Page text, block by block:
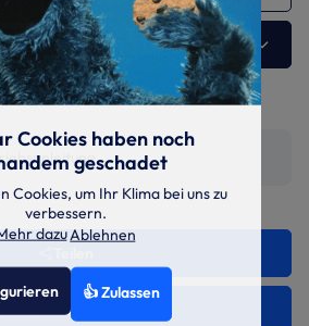
wählen
herunterladen
Cookies haben noch
geschadet
Cookies, um Ihr Klima bei uns zu
verbessern.
dazuAblehnen
👍 Zulassen